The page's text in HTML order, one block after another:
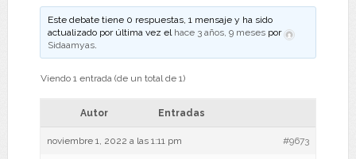
Este debate tiene 0 respuestas, 1 mensaje y ha sido
actualizado por última vez el hace 3 años, 9 meses por
Sidaamyas.
Viendo 1 entrada (de un total de 1)
Autor Entradas
noviembre 1, 2022 a las 1:11 pm #9673